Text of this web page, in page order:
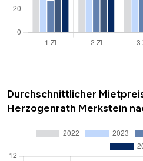
Durchschnittlicher
Herzogenrath Merkstein